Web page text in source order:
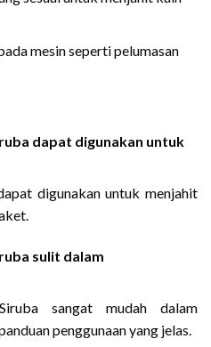
mesin seperti pelumasan
dapat digunakan untuk
digunakan untuk menjahit
sulit dalam
sangat mudah dalam
penggunaan yang jelas.